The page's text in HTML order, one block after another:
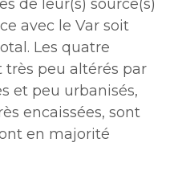
de leur(s) source(s)
avec le Var soit
Les quatre
très peu altérés par
et peu urbanisés,
encaissées, sont
en majorité